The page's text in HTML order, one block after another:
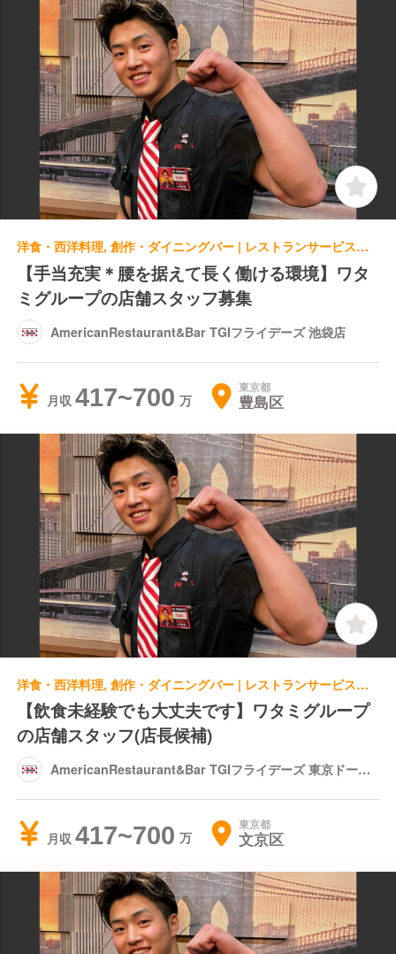
洋食・西洋料理, 創作・ダイニングバー | レストランサービス・ホールスタッフ | AmericanRestaurant&Bar TGIフライデーズ 池袋店
【手当充実＊腰を据えて長く働ける環境】ワタ
ミグループの店舗スタッフ募集
AmericanRestaurant&Bar TGIフライデーズ 池袋店
月収 417~700 東京都
豊島区
洋食・西洋料理, 創作・ダイニングバー | レストランサービス・ホールスタッフ | AmericanRestaurant&Bar TGIフライデーズ 東京ドームシティ店
【飲食未経験でも大丈夫です】ワタミグループ
の店舗スタッフ(店長候補)
AmericanRestaurant&Bar TGIフライデーズ 東京ドーム
月収 417~700 東京都
文京区